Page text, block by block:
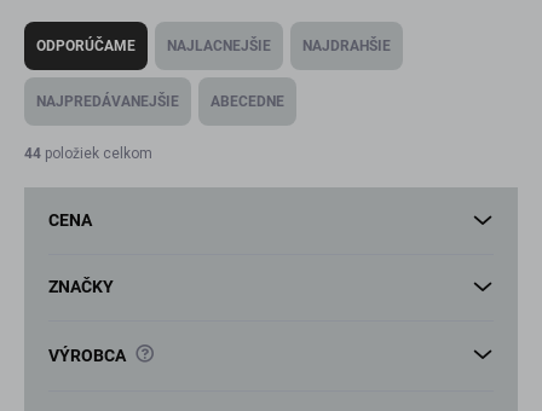
R
d
n
i
ODPORÚČAME NAJLACNEJŠIE NAJDRAHŠIE
NAJPREDÁVANEJŠIE ABECEDNE
44 položiek celkom
CENA
ZNAČKY
VÝROBCA ?